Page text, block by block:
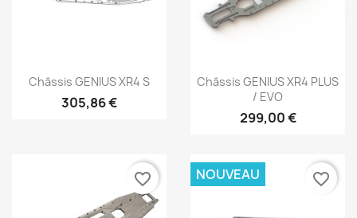
Aperçu rapide
Châssis GENIUS XR4 S
305,86 €
Aperçu rapide
Châssis GENIUS XR4 PLUS
/ EVO
299,00 €
favorite_border NOUVEAU favorite_border